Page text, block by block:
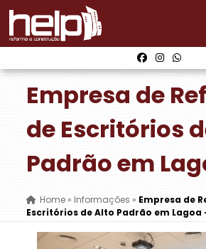
Empresa de
de Escritórios
Padrão em
Home »Informações » Empresa de
Escritórios de Alto Padrão em Lagoa